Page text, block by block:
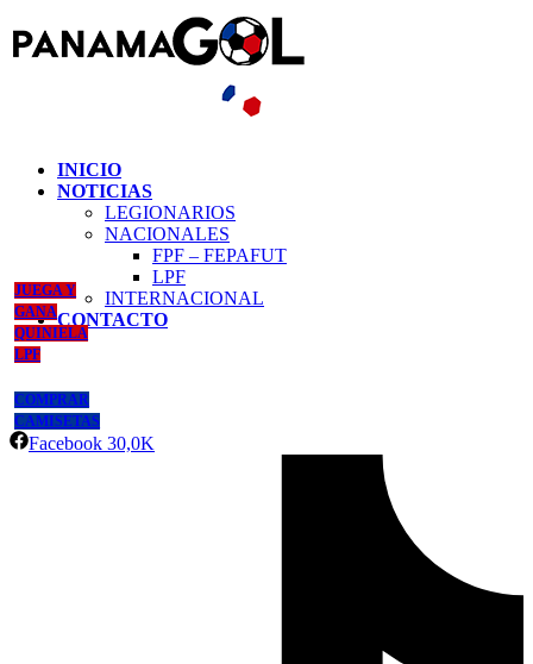
INICIO
NOTICIAS
LEGIONARIOS
NACIONALES
FPF – FEPAFUT
LPF
INTERNACIONAL
CONTACTO
JUEGA Y
GANA
QUINIELA
LPF
COMPRAR
CAMISETAS
Facebook 30,0K